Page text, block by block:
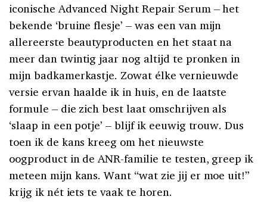
iconische Advanced Night Repair Serum – het
bekende ‘bruine flesje’ – was een van mijn
allereerste beautyproducten en het staat na
meer dan twintig jaar nog altijd te pronken in
mijn badkamerkastje. Zowat élke vernieuwde
versie ervan haalde ik in huis, en de laatste
formule – die zich best laat omschrijven als
‘slaap in een potje’ – blijf ik eeuwig trouw. Dus
toen ik de kans kreeg om het nieuwste
oogproduct in de ANR-familie te testen, greep ik
meteen mijn kans. Want “wat zie jij er moe uit!”
krijg ik nét iets te vaak te horen.